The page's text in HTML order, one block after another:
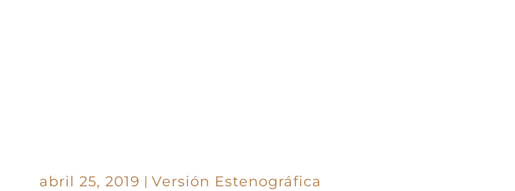
abril 25, 2019 Versión Estenográfica